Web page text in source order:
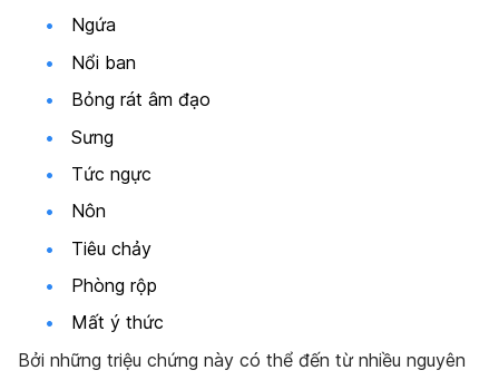
Ngứa
Nổi ban
Bỏng rát âm đạo
Sưng
Tức ngực
Nôn
Tiêu chảy
Phòng rộp
Mất ý thức
Bởi những triệu chứng này có thể đến từ nhiều nguyên